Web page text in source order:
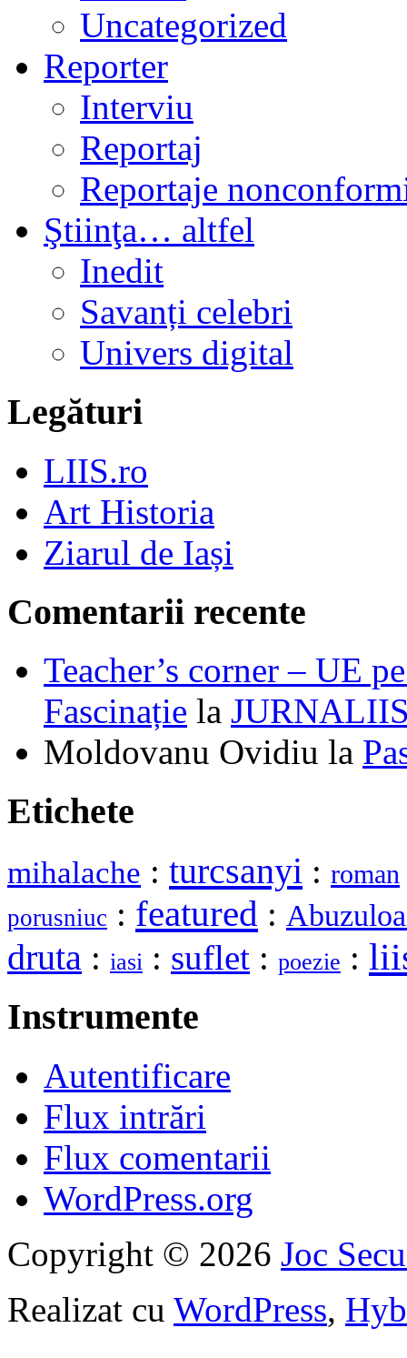
Uncategorized
Reporter
Interviu
Reportaj
Reportaje
Ştiinţa… altfel
Inedit
Savanți celebri
Univers digital
Legături
LIIS.ro
Art Historia
Ziarul de Iași
Comentarii recente
Teacher’s corner – UE
Fascinație la
Moldovanu Ovidiu la
Etichete
mihalache : turcsanyi : roman
porusniuc : featured :
druta : iasi : suflet : poezie :
Instrumente
Autentificare
Flux intrări
Flux comentarii
WordPress.org
Copyright © 2026 Joc
Realizat cu WordPress,